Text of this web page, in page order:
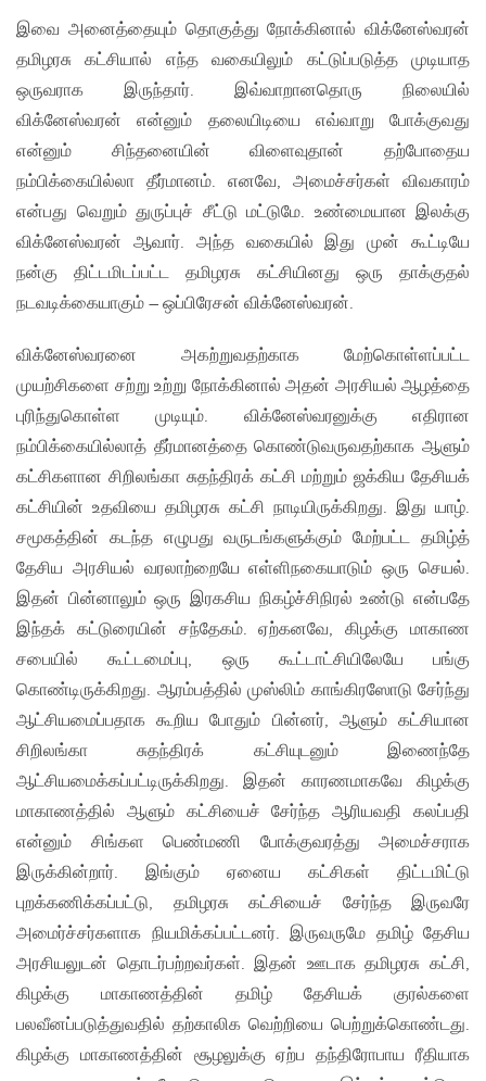
இவை அனைத்தையும் தொகுத்து நோக்கினால் விக்னேஸ்வரன்
தமிழரசு கட்சியால் எந்த வகையிலும் கட்டுப்படுத்த முடியாத
ஒருவராக இருந்தார். இவ்வாறானதொரு நிலையில்
விக்னேஸ்வரன் என்னும் தலையிடியை எவ்வாறு போக்குவது
என்னும் சிந்தனையின் விளைவுதான் தற்போதைய
நம்பிக்கையில்லா தீர்மானம். எனவே, அமைச்சர்கள் விவகாரம்
என்பது வெறும் துருப்புச் சீட்டு மட்டுமே. உண்மையான இலக்கு
விக்னேஸ்வரன் ஆவார். அந்த வகையில் இது முன் கூட்டியே
நன்கு திட்டமிடப்பட்ட தமிழரசு கட்சியினது ஒரு தாக்குதல்
நடவடிக்கையாகும் – ஒப்பிரேசன் விக்னேஸ்வரன்.
விக்னேஸ்வரனை அகற்றுவதற்காக மேற்கொள்ளப்பட்ட
முயற்சிகளை சற்று உற்று நோக்கினால் அதன் அரசியல் ஆழத்தை
புரிந்துகொள்ள முடியும். விக்னேஸ்வரனுக்கு எதிரான
நம்பிக்கையில்லாத் தீர்மானத்தை கொண்டுவருவதற்காக ஆளும்
கட்சிகளான சிறிலங்கா சுதந்திரக் கட்சி மற்றும் ஜக்கிய தேசியக்
கட்சியின் உதவியை தமிழரசு கட்சி நாடியிருக்கிறது. இது யாழ்.
சமூகத்தின் கடந்த எழுபது வருடங்களுக்கும் மேற்பட்ட தமிழ்த்
தேசிய அரசியல் வரலாற்றையே எள்ளிநகையாடும் ஒரு செயல்.
இதன் பின்னாலும் ஒரு இரகசிய நிகழ்ச்சிநிரல் உண்டு என்பதே
இந்தக் கட்டுரையின் சந்தேகம். ஏற்கனவே, கிழக்கு மாகாண
சபையில் கூட்டமைப்பு, ஒரு கூட்டாட்சியிலேயே பங்கு
கொண்டிருக்கிறது. ஆரம்பத்தில் முஸ்லிம் காங்கிரஸோடு சேர்ந்து
ஆட்சியமைப்பதாக கூறிய போதும் பின்னர், ஆளும் கட்சியான
சிறிலங்கா சுதந்திரக் கட்சியுடனும் இணைந்தே
ஆட்சியமைக்கப்பட்டிருக்கிறது. இதன் காரணமாகவே கிழக்கு
மாகாணத்தில் ஆளும் கட்சியைச் சேர்ந்த ஆரியவதி கலப்பதி
என்னும் சிங்கள பெண்மணி போக்குவரத்து அமைச்சராக
இருக்கின்றார். இங்கும் ஏனைய கட்சிகள் திட்டமிட்டு
புறக்கணிக்கப்பட்டு, தமிழரசு கட்சியைச் சேர்ந்த இருவரே
அமைர்ச்சர்களாக நியமிக்கப்பட்டனர். இருவருமே தமிழ் தேசிய
அரசியலுடன் தொடர்பற்றவர்கள். இதன் ஊடாக தமிழரசு கட்சி,
கிழக்கு மாகாணத்தின் தமிழ் தேசியக் குரல்களை
பலவீனப்படுத்துவதில் தற்காலிக வெற்றியை பெற்றுக்கொண்டது.
கிழக்கு மாகாணத்தின் சூழலுக்கு ஏற்ப தந்திரோபாய ரீதியாக